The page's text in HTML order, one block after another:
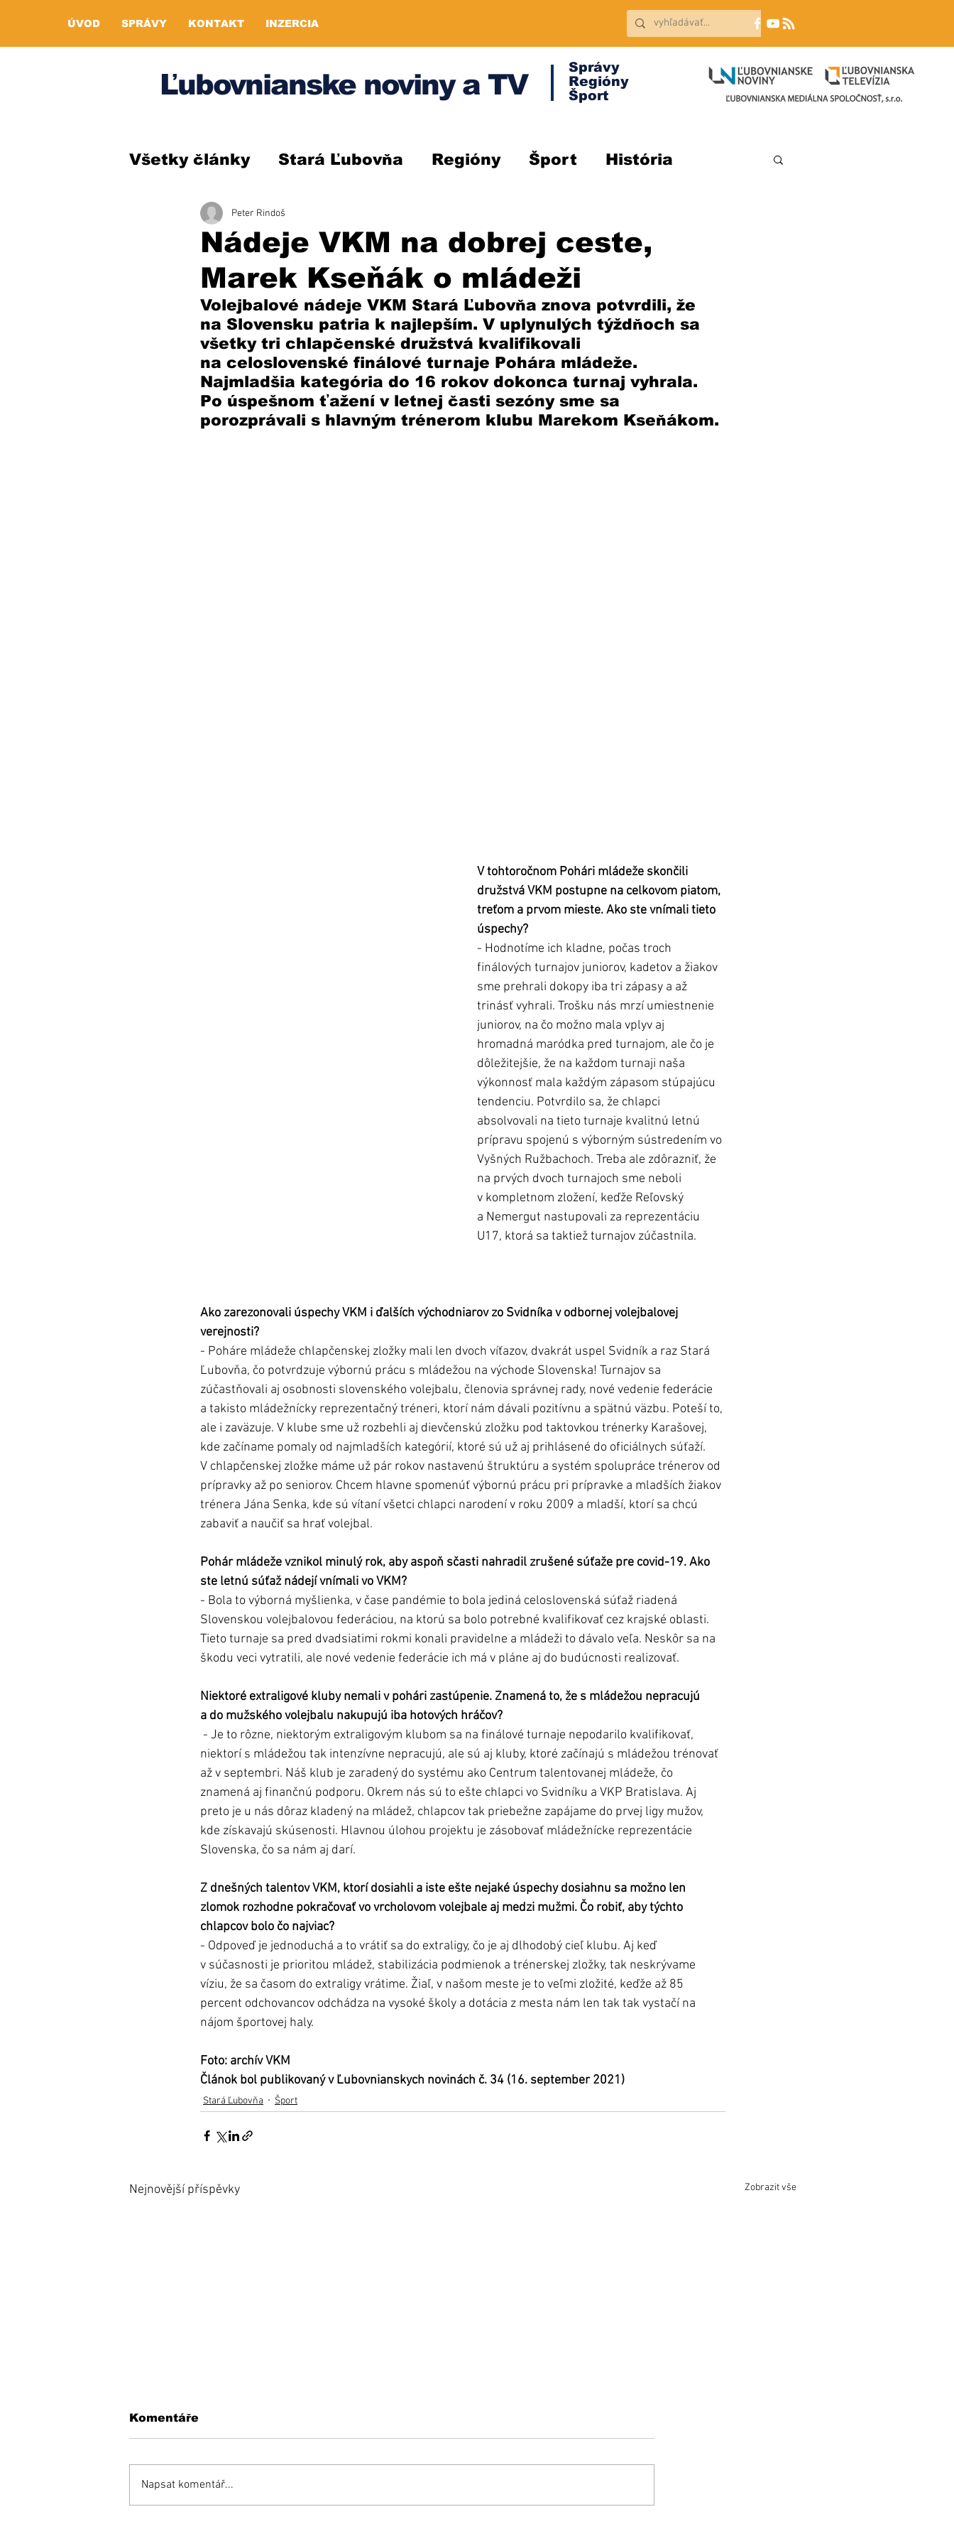
ÚVOD SPRÁVY KONTAKT INZERCIA
Ľubovnianske noviny a TV
Správy
Regióny
Šport
Všetky články Stará Ľubovňa Regióny Šport História
Nádeje VKM na dobrej ceste,
Marek Kseňák o mládeži
Peter Rindoš
Volejbalové nádeje VKM Stará Ľubovňa znova potvrdili, že
na Slovensku patria k najlepším. V uplynulých týždňoch sa
všetky tri chlapčenské družstvá kvalifikovali
na celoslovenské finálové turnaje Pohára mládeže.
Najmladšia kategória do 16 rokov dokonca turnaj vyhrala.
Po úspešnom ťažení v letnej časti sezóny sme sa
porozprávali s hlavným trénerom klubu Marekom Kseňákom.
V tohtoročnom Pohári mládeže skončili
družstvá VKM postupne na celkovom piatom,
treťom a prvom mieste. Ako ste vnímali tieto
úspechy?
- Hodnotíme ich kladne, počas troch
finálových turnajov juniorov, kadetov a žiakov
sme prehrali dokopy iba tri zápasy a až
trinásť vyhrali. Trošku nás mrzí umiestnenie
juniorov, na čo možno mala vplyv aj
hromadná maródka pred turnajom, ale čo je
dôležitejšie, že na každom turnaji naša
výkonnosť mala každým zápasom stúpajúcu
tendenciu. Potvrdilo sa, že chlapci
absolvovali na tieto turnaje kvalitnú letnú
prípravu spojenú s výborným sústredením vo
Vyšných Ružbachoch. Treba ale zdôrazniť, že
na prvých dvoch turnajoch sme neboli
v kompletnom zložení, keďže Reľovský
a Nemergut nastupovali za reprezentáciu
U17, ktorá sa taktiež turnajov zúčastnila.
Ako zarezonovali úspechy VKM i ďalších východniarov zo Svidníka v odbornej volejbalovej
verejnosti?
- Poháre mládeže chlapčenskej zložky mali len dvoch víťazov, dvakrát uspel Svidník a raz Stará
Ľubovňa, čo potvrdzuje výbornú prácu s mládežou na východe Slovenska! Turnajov sa
zúčastňovali aj osobnosti slovenského volejbalu, členovia správnej rady, nové vedenie federácie
a takisto mládežnícky reprezentačný tréneri, ktorí nám dávali pozitívnu a spätnú väzbu. Poteší to,
ale i zaväzuje. V klube sme už rozbehli aj dievčenskú zložku pod taktovkou trénerky Karašovej,
kde začíname pomaly od najmladších kategórií, ktoré sú už aj prihlásené do oficiálnych súťaží.
V chlapčenskej zložke máme už pár rokov nastavenú štruktúru a systém spolupráce trénerov od
prípravky až po seniorov. Chcem hlavne spomenúť výbornú prácu pri prípravke a mladších žiakov
trénera Jána Senka, kde sú vítaní všetci chlapci narodení v roku 2009 a mladší, ktorí sa chcú
zabaviť a naučiť sa hrať volejbal.
Pohár mládeže vznikol minulý rok, aby aspoň sčasti nahradil zrušené súťaže pre covid-19. Ako
ste letnú súťaž nádejí vnímali vo VKM?
- Bola to výborná myšlienka, v čase pandémie to bola jediná celoslovenská súťaž riadená
Slovenskou volejbalovou federáciou, na ktorú sa bolo potrebné kvalifikovať cez krajské oblasti.
Tieto turnaje sa pred dvadsiatimi rokmi konali pravidelne a mládeži to dávalo veľa. Neskôr sa na
škodu veci vytratili, ale nové vedenie federácie ich má v pláne aj do budúcnosti realizovať.
Niektoré extraligové kluby nemali v pohári zastúpenie. Znamená to, že s mládežou nepracujú
a do mužského volejbalu nakupujú iba hotových hráčov?
niektorí s mládežou tak intenzívne nepracujú, ale sú aj kluby, ktoré začínajú s mládežou trénovať
až v septembri. Náš klub je zaradený do systému ako Centrum talentovanej mládeže, čo
znamená aj finančnú podporu. Okrem nás sú to ešte chlapci vo Svidníku a VKP Bratislava. Aj
preto je u nás dôraz kladený na mládež, chlapcov tak priebežne zapájame do prvej ligy mužov,
kde získavajú skúsenosti. Hlavnou úlohou projektu je zásobovať mládežnícke reprezentácie
Slovenska, čo sa nám aj darí.
Z dnešných talentov VKM, ktorí dosiahli a iste ešte nejaké úspechy dosiahnu sa možno len
zlomok rozhodne pokračovať vo vrcholovom volejbale aj medzi mužmi. Čo robiť, aby týchto
chlapcov bolo čo najviac?
- Odpoveď je jednoduchá a to vrátiť sa do extraligy, čo je aj dlhodobý cieľ klubu. Aj keď
v súčasnosti je prioritou mládež, stabilizácia podmienok a trénerskej zložky, tak neskrývame
víziu, že sa časom do extraligy vrátime. Žiaľ, v našom meste je to veľmi zložité, keďže až 85
percent odchovancov odchádza na vysoké školy a dotácia z mesta nám len tak tak vystačí na
nájom športovej haly.
Foto: archív VKM
Článok bol publikovaný v Ľubovnianskych novinách č. 34 (16. september 2021)
Stará Ľubovňa Šport
Nejnovější příspěvky Zobrazit vše
Komentáře
Napsat komentář...